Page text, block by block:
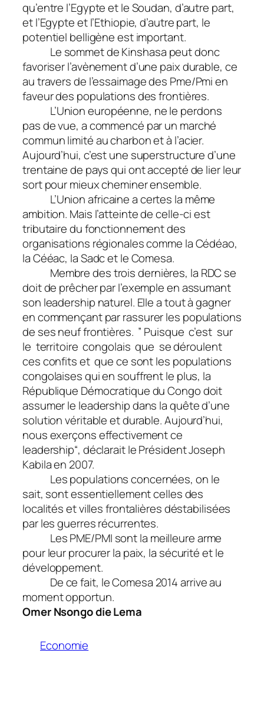
qu’entre l’Egypte et le Soudan, d’autre part,
et l’Egypte et l’Ethiopie, d’autre part, le
potentiel belligène est important.
Le sommet de Kinshasa peut donc
favoriser l’avènement d’une paix durable, ce
au travers de l’essaimage des Pme/Pmi en
faveur des populations des frontières.
L’Union européenne, ne le perdons
pas de vue, a commencé par un marché
commun limité au charbon et à l’acier.
Aujourd’hui, c’est une superstructure d’une
trentaine de pays qui ont accepté de lier leur
sort pour mieux cheminer ensemble.
L’Union africaine a certes la même
ambition. Mais l’atteinte de celle-ci est
tributaire du fonctionnement des
organisations régionales comme la Cédéao,
la Cééac, la Sadc et le Comesa.
Membre des trois dernières, la RDC se
doit de prêcher par l’exemple en assumant
son leadership naturel. Elle a tout à gagner
en commençant par rassurer les populations
de ses neuf frontières. ” Puisque c’est sur
le territoire congolais que se déroulent
ces confits et que ce sont les populations
congolaises qui en souffrent le plus, la
République Démocratique du Congo doit
assumer le leadership dans la quête d’une
solution véritable et durable.Aujourd’hui,
nous exerçons effectivement ce
leadership“, déclarait le Président Joseph
Kabila en 2007.
Les populations concernées, on le
sait, sont essentiellement celles des
localités et villes frontalières déstabilisées
par les guerres récurrentes.
Les PME/PMI sont la meilleure arme
pour leur procurer la paix, la sécurité et le
développement.
De ce fait, le Comesa 2014 arrive au
moment opportun.
Omer Nsongo die Lema
Economie